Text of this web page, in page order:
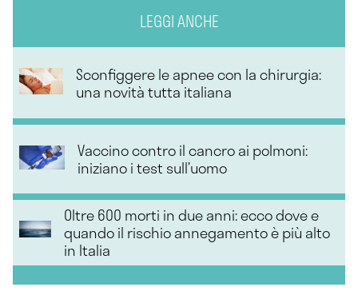
LEGGI ANCHE
Sconfiggere le apnee con la chirurgia:
una novità tutta italiana
Vaccino contro il cancro ai polmoni:
iniziano i test sull’uomo
Oltre 600 morti in due anni: ecco dove e
quando il rischio annegamento è più alto
in Italia